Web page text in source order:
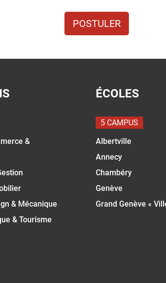
POSTULER
&
& Mécanique
& Tourisme
ÉCOLES
5 CAMPUS
Albertville
Annecy
Chambéry
Genève
Grand Genève «